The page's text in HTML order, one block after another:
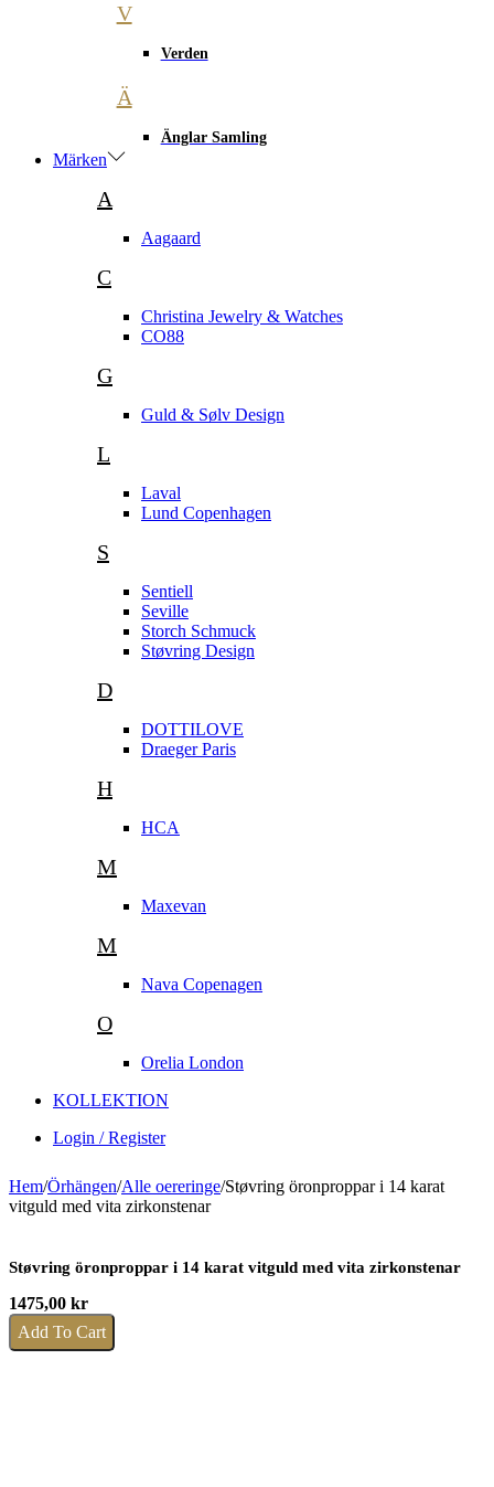
V
Verden
Ä
Änglar Samling
Märken
A
Aagaard
C
Christina Jewelry & Watches
CO88
G
Guld & Sølv Design
L
Laval
Lund Copenhagen
S
Sentiell
Seville
Storch Schmuck
Støvring Design
D
DOTTILOVE
Draeger Paris
H
HCA
M
Maxevan
M
Nava Copenagen
O
Orelia London
KOLLEKTION
Login / Register
Hem/Örhängen/Alle oereringe/Støvring öronproppar i 14 karat
vitguld med vita zirkonstenar
Støvring öronproppar i 14 karat vitguld med vita zirkonstenar
1475,00 kr
Add To Cart